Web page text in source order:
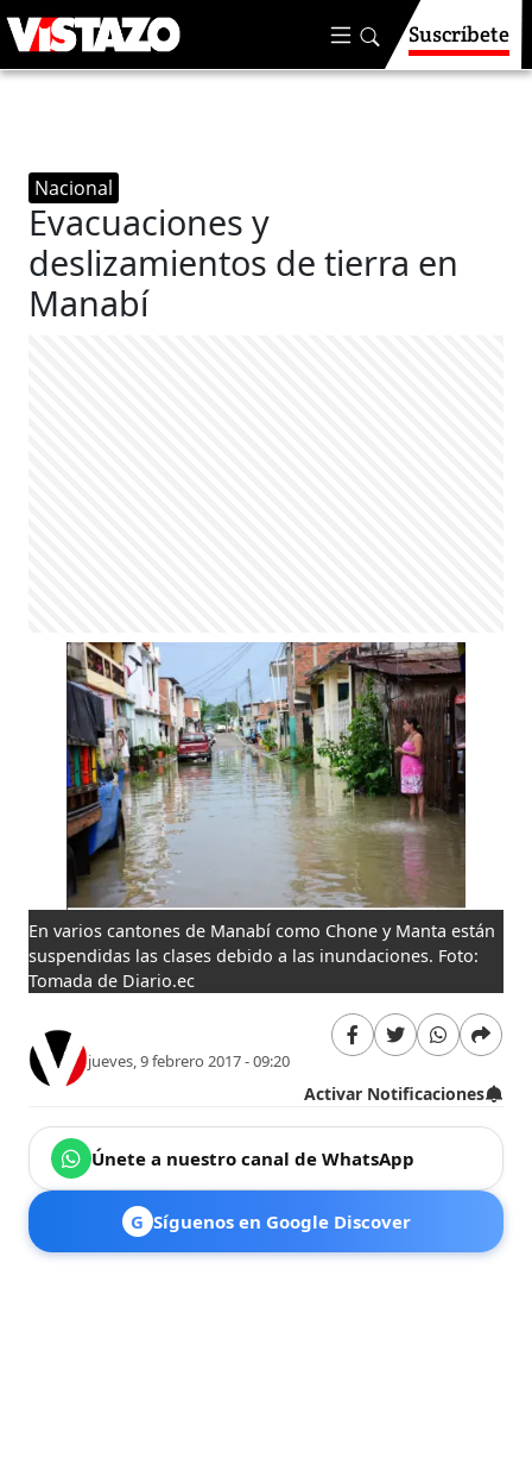
Suscríbete
Nacional
Evacuaciones y
deslizamientos de tierra en
Manabí
En varios cantones de Manabí como Chone y Manta están
suspendidas las clases debido a las inundaciones. Foto:
Tomada de Diario.ec
jueves, 9 febrero 2017 - 09:20
Activar Notificaciones
Únete a nuestro canal de WhatsApp
G Síguenos en Google Discover